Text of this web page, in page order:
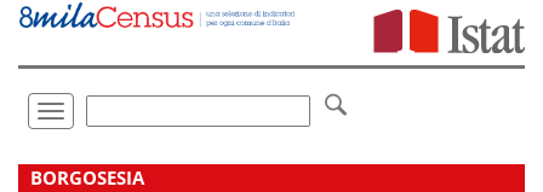
Vai
direttamente
Toggle
navigation
.
BORGOSESIA